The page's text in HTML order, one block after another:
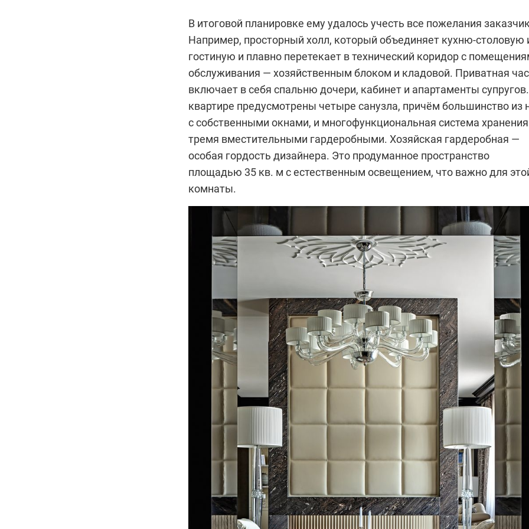
В итоговой планировке ему удалось учесть все пожелания
Например, просторный холл, который объединяет кухню-столовую
гостиную и плавно перетекает в технический коридор с
обслуживания — хозяйственным блоком и кладовой. Приватная
включает в себя спальню дочери, кабинет и апартаменты
квартире предусмотрены четыре санузла, причём большинство из
с собственными окнами, и многофункциональная система
тремя вместительными гардеробными. Хозяйская гардеробная —
особая гордость дизайнера. Это продуманное пространство
площадью 35 кв. м с естественным освещением, что важно для
комнаты.